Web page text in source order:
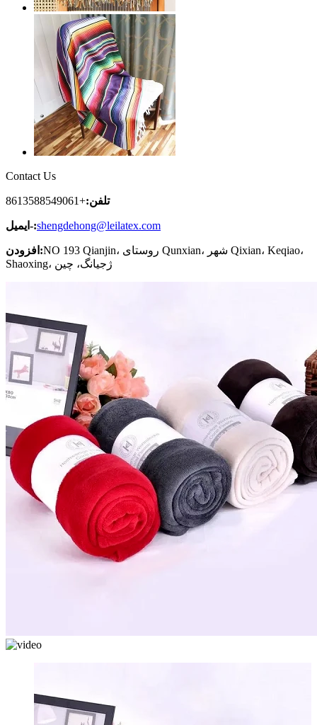
Contact Us
تلفن:+8613588549061
ایمیل-:shengdehong@leilatex.com
افزودن:NO 193 Qianjin، روستای Qunxian، شهر Qixian، Keqiao،
Shaoxing، ژجیانگ، چین